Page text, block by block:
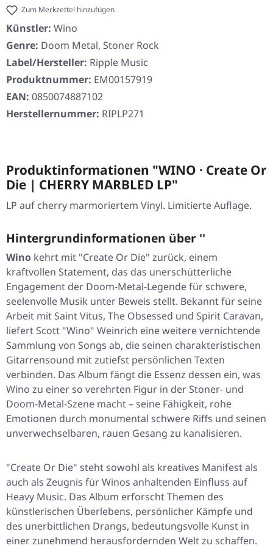
Zum Merkzettel hinzufügen
Künstler: Wino
Genre: Doom Metal, Stoner Rock
Label/Hersteller: Ripple Music
Produktnummer: EM00157919
EAN: 0850074887102
Herstellernummer: RIPLP271
Produktinformationen "WINO · Create Or
Die | CHERRY MARBLED LP"
LP auf cherry marmoriertem Vinyl. Limitierte Auflage.
Hintergrundinformationen über ''
Wino kehrt mit "Create Or Die" zurück, einem
kraftvollen Statement, das das unerschütterliche
Engagement der Doom-Metal-Legende für schwere,
seelenvolle Musik unter Beweis stellt. Bekannt für seine
Arbeit mit Saint Vitus, The Obsessed und Spirit Caravan,
liefert Scott "Wino" Weinrich eine weitere vernichtende
Sammlung von Songs ab, die seinen charakteristischen
Gitarrensound mit zutiefst persönlichen Texten
verbinden. Das Album fängt die Essenz dessen ein, was
Wino zu einer so verehrten Figur in der Stoner- und
Doom-Metal-Szene macht – seine Fähigkeit, rohe
Emotionen durch monumental schwere Riffs und seinen
unverwechselbaren, rauen Gesang zu kanalisieren.
"Create Or Die" steht sowohl als kreatives Manifest als
auch als Zeugnis für Winos anhaltenden Einfluss auf
Heavy Music. Das Album erforscht Themen des
künstlerischen Überlebens, persönlicher Kämpfe und
des unerbittlichen Drangs, bedeutungsvolle Kunst in
einer zunehmend herausfordernden Welt zu schaffen.